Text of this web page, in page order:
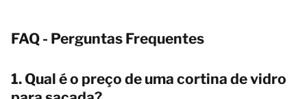
FAQ - Perguntas Frequentes
1. Qual é o preço de uma cortina de vidro